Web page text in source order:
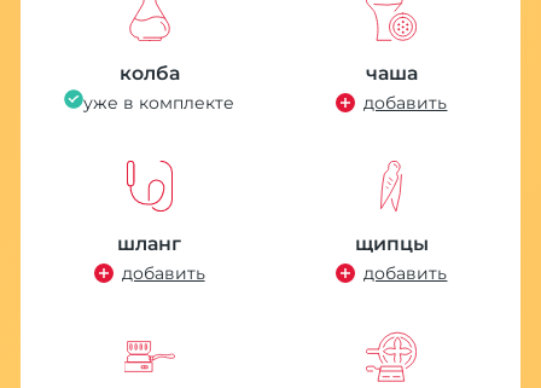
колба
уже в комплекте
чаша
добавить
шланг
добавить
щипцы
добавить